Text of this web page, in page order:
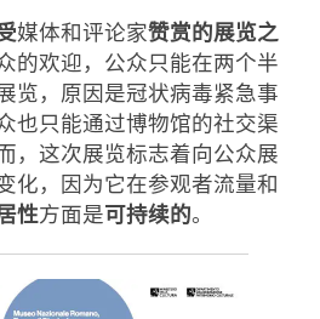
媒体和评论家赞赏的展览之
的欢迎，公众只能在两个半
览，原因是冠状病毒紧急事
也只能通过博物馆的社交渠
，这次展览标志着向公众展
化，因为它在参观者流量和
性方面是可持续的。